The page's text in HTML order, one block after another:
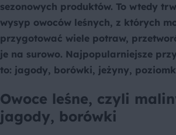
sezonowych produktów. To wtedy
wysyp owoców leśnych, z których
przygotować wiele potraw,
je na surowo. Najpopularniejsze
to: jagody, borówki, jeżyny,
Owoce leśne, czyli
jagody, borówki